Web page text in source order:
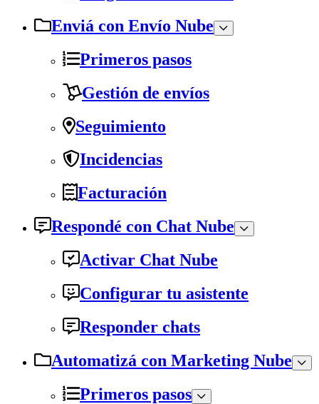
Enviá con Envío Nube
Primeros pasos
Gestión de envíos
Seguimiento
Incidencias
Facturación
Respondé con Chat Nube
Activar Chat Nube
Configurar tu asistente
Responder chats
Automatizá con Marketing Nube
Primeros pasos